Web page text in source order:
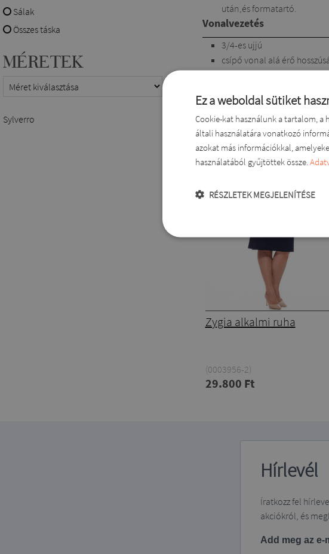
Sálak
Összes táska
MÉRETEK
Sylverro
után,és formatartó.
Vonalvezetés
3/4-es ujjú
csípő vonal alá érő
Zygia alkalmi ruha
(0003956-2)
29.800 Ft
Hírlevél
Íratkozz fel
akciókról, és
Add meg az e-
Ez a weboldal sütiket
Cookie-kat használunk a tartalom, a
általi használatára vonatkozó
azokat más információkkal,
használatából gyűjtöttek össze.
RÉSZLETEK MEGJELENÍTÉSE